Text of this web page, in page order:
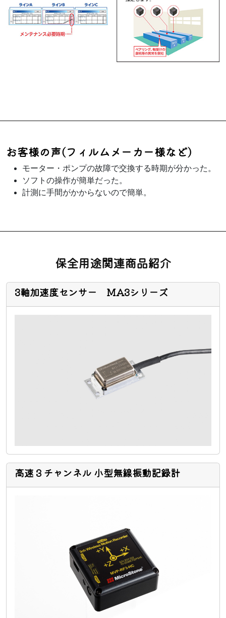
お客様の声(フィルムメーカー様など)
モーター・ポンプの故障で交換する時期が分かった。
ソフトの操作が簡単だった。
計測に手間がかからないので簡単。
保全用途関連商品紹介
3軸加速度センサー MA3シリーズ
高速３チャンネル 小型無線振動記録計